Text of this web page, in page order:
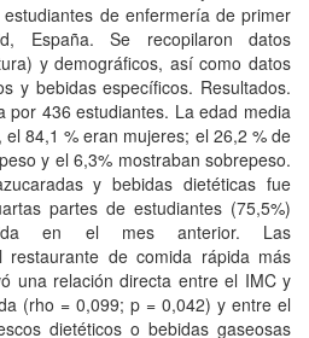
de enfermería de primer
España. Se recopilaron datos
y demográficos, así como datos
y bebidas específicos. Resultados.
por 436 estudiantes. La edad media
84,1 % eran mujeres; el 26,2 % de
y el 6,3% mostraban sobrepeso.
y bebidas dietéticas fue
partes de estudiantes (75,5%)
en el mes anterior. Las
restaurante de comida rápida más
una relación directa entre el IMC y
(rho = 0,099; p = 0,042) y entre el
dietéticos o bebidas gaseosas